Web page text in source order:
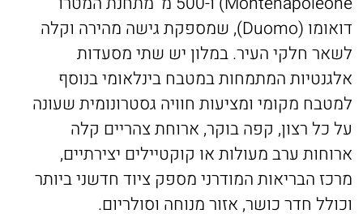
דואומו (Duomo), שמספקת גישה מהירה וקלה
לשאר חלקי העיר. במלון יש שתי מסעדות
אלגנטיות המתמחות במטבח בינלאומי בנוסף
למטבח מקומי ומציעות חוויה גסטרונומית שעונה
על כל רצון, קפה בוקר, ארוחת צהריים קלה
ארוחות ערב מעולות או קוקטיילים יצירתיים,
מרכז הבריאות המודרני מספק ציוד חדשני ביותר
וכולל חדר כושר, אזור מנוחה וסולריום.